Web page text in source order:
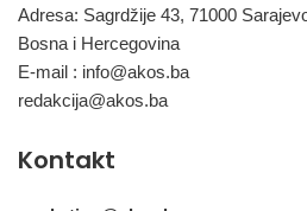
Adresa: Sagrdžije 43, 71000
Bosna i Hercegovina
E-mail : info@akos.ba
redakcija@akos.ba
Kontakt